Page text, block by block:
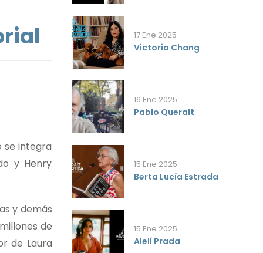
se integra
y Henry
y demás
de
de Laura
17 Ene 2025
Victoria Chang
16 Ene 2025
Pablo Queralt
15 Ene 2025
Berta Lucía Estrada
15 Ene 2025
Alelí Prada